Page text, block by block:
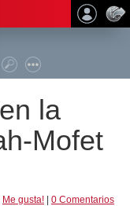
la
Mofet
Me gusta! 0 Comentarios